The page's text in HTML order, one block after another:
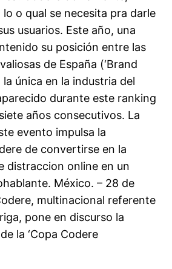
o qual se necesita pra darle
usuarios. Este año, una
su posición entre las
de España (‘Brand
la única en la industria del
durante este ranking
años consecutivos. La
evento impulsa la
de convertirse en la
distraccion online en un
México. – 28 de
multinacional referente
pone en discurso la
la ‘Copa Codere